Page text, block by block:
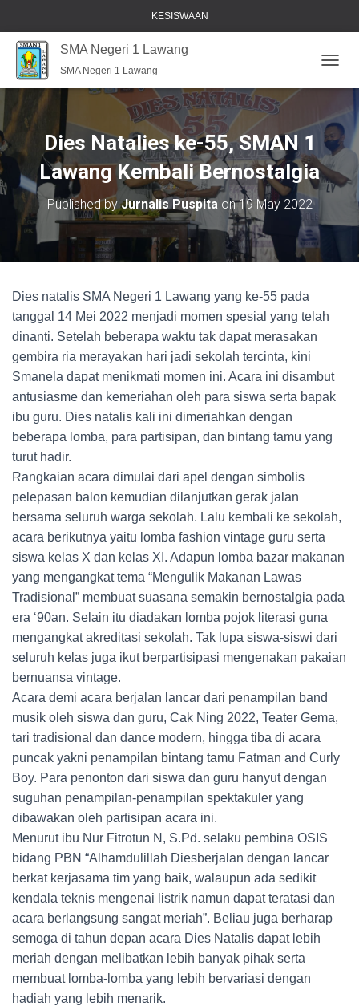
KESISWAAN
SMA Negeri 1 Lawang
SMA Negeri 1 Lawang
O
L
E
N
A
V
G
Dies Natalies ke-55, SMAN 1
Lawang Kembali Bernostalgia
Published byJurnalis Puspitaon19 May 2022
Dies natalis SMA Negeri 1 Lawang yang ke-55 pada
tanggal 14 Mei 2022 menjadi momen spesial yang telah
dinanti. Setelah beberapa waktu tak dapat merasakan
gembira ria merayakan hari jadi sekolah tercinta, kini
Smanela dapat menikmati momen ini. Acara ini disambut
antusiasme dan kemeriahan oleh para siswa serta bapak
ibu guru. Dies natalis kali ini dimeriahkan dengan
beberapa lomba, para partisipan, dan bintang tamu yang
turut hadir.
Rangkaian acara dimulai dari apel dengan simbolis
pelepasan balon kemudian dilanjutkan gerak jalan
bersama seluruh warga sekolah. Lalu kembali ke sekolah,
acara berikutnya yaitu lomba fashion vintage guru serta
siswa kelas X dan kelas XI. Adapun lomba bazar makanan
yang mengangkat tema “Mengulik Makanan Lawas
Tradisional” membuat suasana semakin bernostalgia pada
era ‘90an. Selain itu diadakan lomba pojok literasi guna
mengangkat akreditasi sekolah. Tak lupa siswa-siswi dari
seluruh kelas juga ikut berpartisipasi mengenakan pakaian
bernuansa vintage.
Acara demi acara berjalan lancar dari penampilan band
musik oleh siswa dan guru, Cak Ning 2022, Teater Gema,
tari tradisional dan dance modern, hingga tiba di acara
puncak yakni penampilan bintang tamu Fatman and Curly
Boy. Para penonton dari siswa dan guru hanyut dengan
suguhan penampilan-penampilan spektakuler yang
dibawakan oleh partisipan acara ini.
Menurut ibu Nur Fitrotun N, S.Pd. selaku pembina OSIS
bidang PBN “Alhamdulillah Diesberjalan dengan lancar
berkat kerjasama tim yang baik, walaupun ada sedikit
kendala teknis mengenai listrik namun dapat teratasi dan
acara berlangsung sangat meriah”. Beliau juga berharap
semoga di tahun depan acara Dies Natalis dapat lebih
meriah dengan melibatkan lebih banyak pihak serta
membuat lomba-lomba yang lebih bervariasi dengan
hadiah yang lebih menarik.